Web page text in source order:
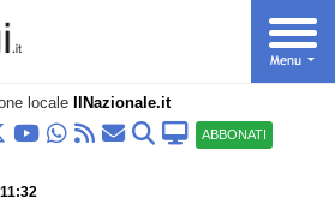
locale IlNazionale.it
ABBONATI